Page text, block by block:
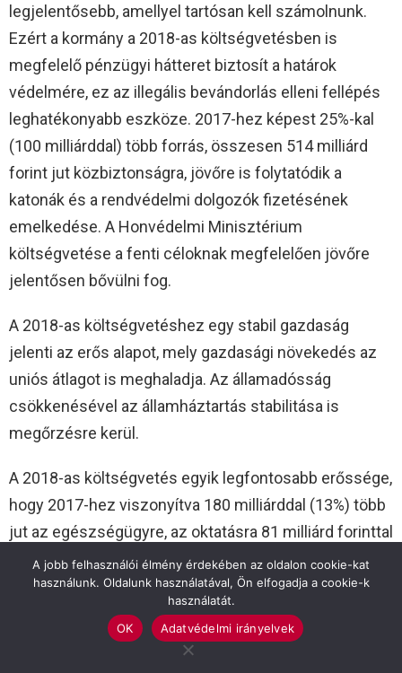
legjelentősebb, amellyel tartósan kell számolnunk.
Ezért a kormány a 2018-as költségvetésben is
megfelelő pénzügyi hátteret biztosít a határok
védelmére, ez az illegális bevándorlás elleni fellépés
leghatékonyabb eszköze. 2017-hez képest 25%-kal
(100 milliárddal) több forrás, összesen 514 milliárd
forint jut közbiztonságra, jövőre is folytatódik a
katonák és a rendvédelmi dolgozók fizetésének
emelkedése. A Honvédelmi Minisztérium
költségvetése a fenti céloknak megfelelően jövőre
jelentősen bővülni fog.
A 2018-as költségvetéshez egy stabil gazdaság
jelenti az erős alapot, mely gazdasági növekedés az
uniós átlagot is meghaladja. Az államadósság
csökkenésével az államháztartás stabilitása is
megőrzésre kerül.
A 2018-as költségvetés egyik legfontosabb erőssége,
hogy 2017-hez viszonyítva 180 milliárddal (13%) több
jut az egészségügyre, az oktatásra 81 milliárd forinttal
(5%), az otthonteremtési programra 15 milliárd
forinttal (7%), az útfelújításokra 30 milliárddal több
összeg áll rendelkezésre.
A jobb felhasználói élmény érdekében az oldalon cookie-kat
használunk. Oldalunk használatával, Ön elfogadja a cookie-k
használatát.
OK
Adatvédelmi irányelvek